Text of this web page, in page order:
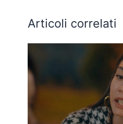
Articoli correlati